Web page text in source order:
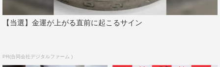
【当選】金運が上がる直前に起こるサイン
PR(合同会社デジタルファーム )